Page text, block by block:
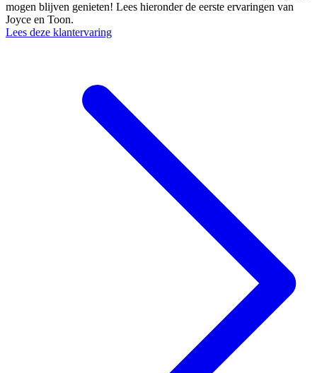
mogen blijven genieten! Lees hieronder de eerste ervaringen van
Joyce en Toon.
Lees deze klantervaring